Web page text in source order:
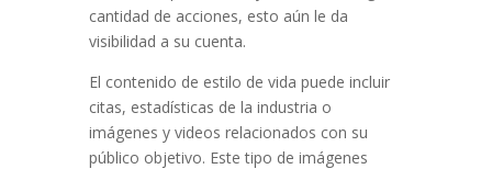
cantidad de acciones, esto aún le da
visibilidad a su cuenta.
El contenido de estilo de vida puede incluir
citas, estadísticas de la industria o
imágenes y videos relacionados con su
público objetivo. Este tipo de imágenes